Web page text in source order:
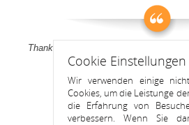
Thank you all for your support! It was a
apartment
Anitah S.
Cookie Einstellungen
Wir verwenden einige
Cookies, um die Leistunge
die Erfahrung von
verbessern. Wenn Sie